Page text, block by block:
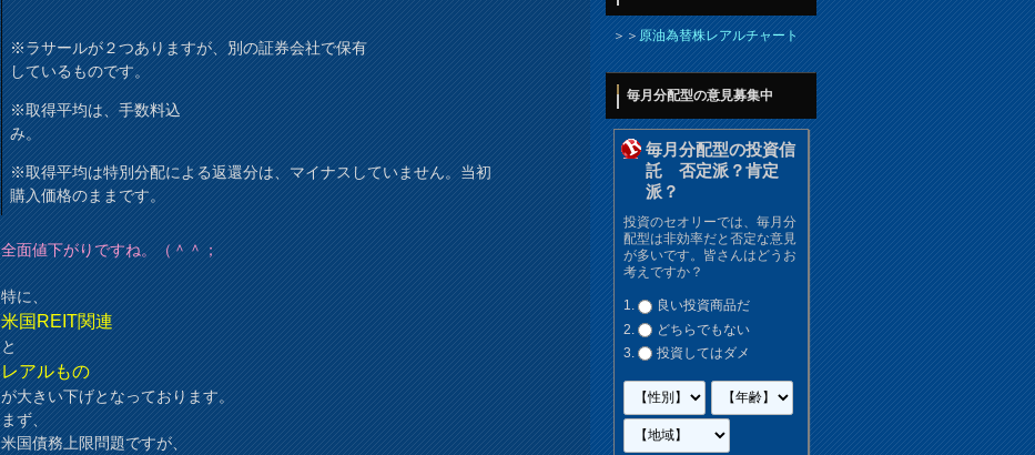
※ラサールが２つありますが、別の証券会社で保有
しているものです。
※取得平均は、手数料込
み。
※取得平均は特別分配による返還分は、マイナスしていません。当初
購入価格のままです。
全面値下がりですね。（＾＾；
特に、
米国REIT関連
と
レアルもの
が大きい下げとなっております。
まず、
米国債務上限問題ですが、
＞＞原油為替株レアルチャート
毎月分配型の意見募集中
毎月分配型の投資信
託 否定派？肯定
派？
投資のセオリーでは、毎月分
配型は非効率だと否定な意見
が多いです。皆さんはどうお
考えですか？
良い投資商品だ
どちらでもない
投資してはダメ